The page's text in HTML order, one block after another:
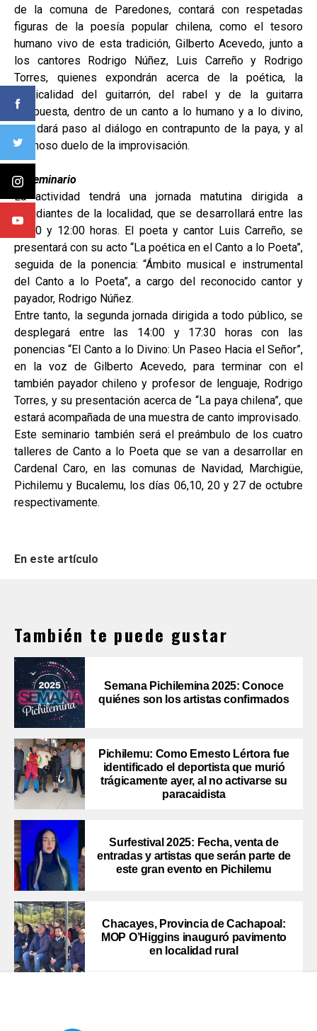
de la comuna de Paredones, contará con respetadas
figuras de la poesía popular chilena, como el tesoro
humano vivo de esta tradición, Gilberto Acevedo, junto a
los cantores Rodrigo Núñez, Luis Carreño y Rodrigo
Torres, quienes expondrán acerca de la poética, la
musicalidad del guitarrón, del rabel y de la guitarra
traspuesta, dentro de un canto a lo humano y a lo divino,
que dará paso al diálogo en contrapunto de la paya, y al
hermoso duelo de la improvisación.
El Seminario
La actividad tendrá una jornada matutina dirigida a
estudiantes de la localidad, que se desarrollará entre las
10:00 y 12:00 horas. El poeta y cantor Luis Carreño, se
presentará con su acto “La poética en el Canto a lo Poeta”,
seguida de la ponencia: “Ámbito musical e instrumental
del Canto a lo Poeta”, a cargo del reconocido cantor y
payador, Rodrigo Núñez.
Entre tanto, la segunda jornada dirigida a todo público, se
desplegará entre las 14:00 y 17:30 horas con las
ponencias “El Canto a lo Divino: Un Paseo Hacia el Señor”,
en la voz de Gilberto Acevedo, para terminar con el
también payador chileno y profesor de lenguaje, Rodrigo
Torres, y su presentación acerca de “La paya chilena”, que
estará acompañada de una muestra de canto improvisado.
Este seminario también será el preámbulo de los cuatro
talleres de Canto a lo Poeta que se van a desarrollar en
Cardenal Caro, en las comunas de Navidad, Marchigüe,
Pichilemu y Bucalemu, los días 06,10, 20 y 27 de octubre
respectivamente.
En este artículo
También te puede gustar
Semana Pichilemina 2025: Conoce
quiénes son los artistas confirmados
Pichilemu: Como Ernesto Lértora fue
identificado el deportista que murió
trágicamente ayer, al no activarse su
paracaidista
Surfestival 2025: Fecha, venta de
entradas y artistas que serán parte de
este gran evento en Pichilemu
Chacayes, Provincia de Cachapoal:
MOP O’Higgins inauguró pavimento
en localidad rural